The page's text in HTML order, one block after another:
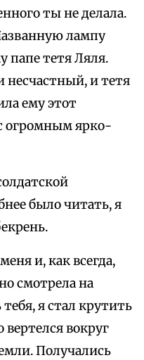
ты не делала.
лампу
папе тетя Ляля.
несчастный, и тетя
ему этот
огромным ярко-
было читать, я
и, как всегда,
смотрела на
я стал крутить
вокруг
Получались